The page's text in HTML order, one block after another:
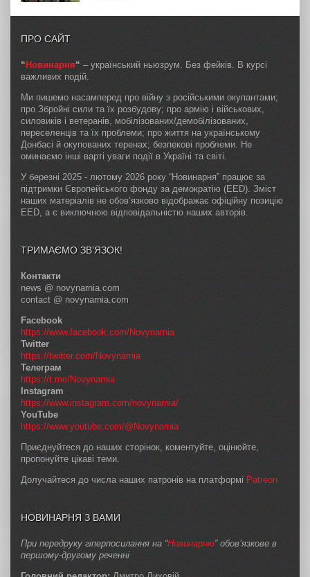
ПРО САЙТ
“Новинарня“ – український ньюзрум. Без фейків. В курсі
важливих подій.
Ми пишемо насамперед про війну з російськими окупантами;
про Збройні сили та їх розбудову; про армію і військових,
силовиків і ветеранів, мобілізованих/демобілізованих,
переселенців та їх проблеми; про життя на українському
Донбасі й окупованих теренах; безпекові проблеми. Не
оминаємо інші варті уваги події в Україні та світі.
У березні 2025 - лютому 2026 року “Новинарня” працює за
підтримки Європейського фонду за демократію (EED). Зміст
наших матеріалів не обов’язково відображає офіційну позицію
EED, а є виключною відповідальністю наших авторів.
ТРИМАЄМО ЗВ’ЯЗОК!
Контакти
news @ novynarnia.com
contact @ novynarnia.com
Facebook
https://www.facebook.com/Novynarnia
Twitter
https://twitter.com/Novynarnia
Телеграм
https://t.me/Novynarnia
Instagram
https://www.instagram.com/novynarnia/
YouTube
https://www.youtube.com/@Novynarnia
Приєднуйтеся до наших сторінок, коментуйте, оцінюйте,
пропонуйте цікаві теми.
Долучайтеся до числа наших патронів на платформі Patreon
НОВИНАРНЯ З ВАМИ
При передруку гіперпосилання на “Новинарню” обов’язкове в
першому-другому реченні